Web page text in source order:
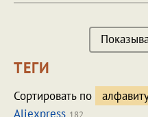
ТЕГИ
Сортировать по
Aliexpress 182